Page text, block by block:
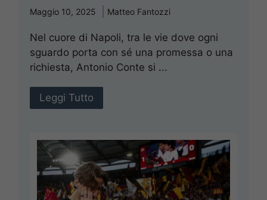
Maggio 10, 2025 Matteo Fantozzi
Nel cuore di Napoli, tra le vie dove ogni
sguardo porta con sé una promessa o una
richiesta, Antonio Conte si ...
Leggi Tutto